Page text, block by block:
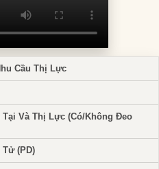
Cầu Thị Lực
Và Thị Lực (Có/Không Đeo
(PD)